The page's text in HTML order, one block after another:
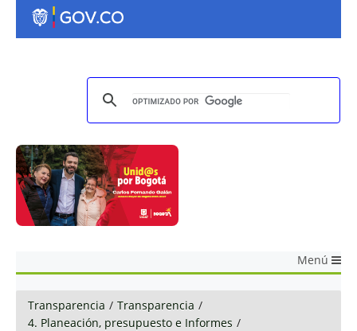
Menú
Transparencia / Transparencia /
4. Planeación, presupuesto e Informes /